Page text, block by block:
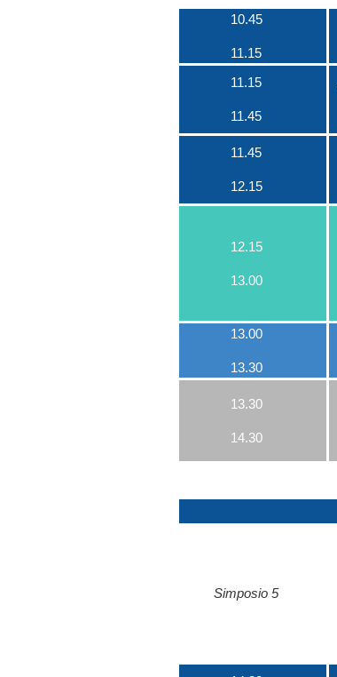
10.45
11.15
11.15
11.45
11.45
12.15
12.15
13.00
13.00
13.30
13.30
14.30
Simposio 5